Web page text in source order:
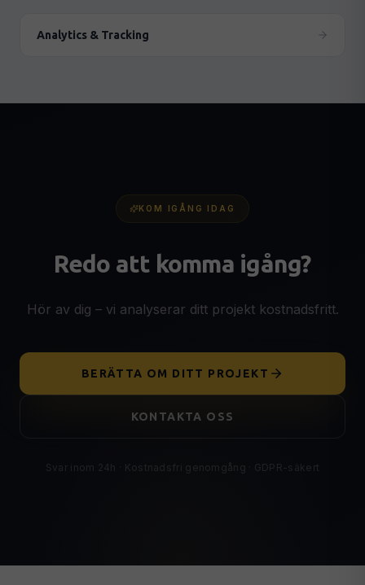
Analytics & Tracking
KOM IGÅNG IDAG
Redo att komma igång?
Hör av dig – vi analyserar ditt projekt kostnadsfritt.
BERÄTTA OM DITT PROJEKT
KONTAKTA OSS
Svar inom 24h · Kostnadsfri genomgång · GDPR-säkert